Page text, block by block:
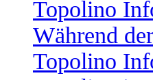
Topolino
Während
Topolino